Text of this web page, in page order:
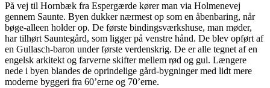
På vej til Hornbæk fra Espergærde kører man via Holmenevej
gennem Saunte. Byen dukker nærmest op som en åbenbaring, når
bøge-alleen holder op. De første bindingsværkshuse, man møder,
har tilhørt Sauntegård, som ligger på venstre hånd. De blev opført af
en Gullasch-baron under første verdenskrig. De er alle tegnet af en
engelsk arkitekt og farverne skifter mellem rød og gul. Længere
nede i byen blandes de oprindelige gård-bygninger med lidt mere
moderne byggeri fra 60’erne og 70’erne.